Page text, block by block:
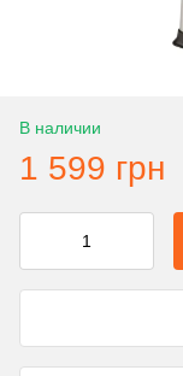
В наличии
1 599 грн